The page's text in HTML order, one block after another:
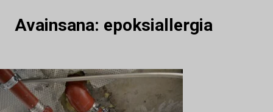
Avainsana: epoksiallergia